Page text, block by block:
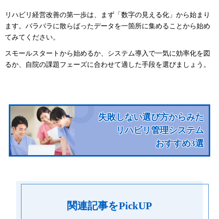
リハビリ経営改善の第一歩は、まず「数字の見える化」から始まり
ます。バラバラに散らばったデータを一箇所に集めることから始め
てみてください。
スモールスタートから始めるか、システム導入で一気に効率化を図
るか、自院の課題フェーズに合わせて適した手段を選びましょう。
失敗しない選び方からみた
リハビリ管理システム
おすすめ3選
関連記事をPickUP